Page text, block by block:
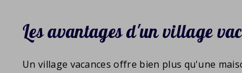
Les avantages d'un village
Un village vacances offre bien plus qu'une